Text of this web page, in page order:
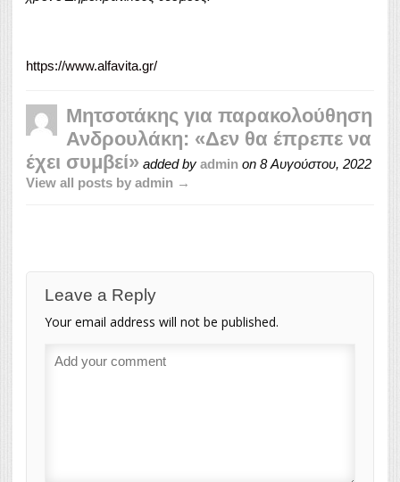
https://www.alfavita.gr/
Μητσοτάκης για παρακολούθηση
Ανδρουλάκη: «Δεν θα έπρεπε να
έχει συμβεί» added by admin on 8 Αυγούστου, 2022
View all posts by admin →
Leave a Reply
Your email address will not be published.